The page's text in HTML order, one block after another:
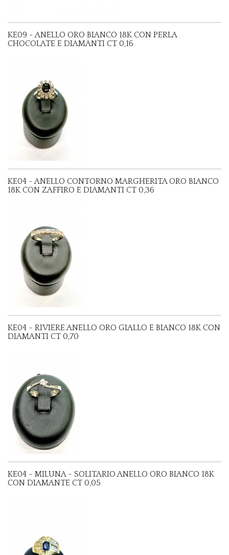
KE09 - ANELLO ORO BIANCO 18K CON PERLA
CHOCOLATE E DIAMANTI CT 0,16
KE04 - ANELLO CONTORNO MARGHERITA ORO BIANCO
18K CON ZAFFIRO E DIAMANTI CT 0,36
KE04 - RIVIERE ANELLO ORO GIALLO E BIANCO 18K CON
DIAMANTI CT 0,70
KE04 - MILUNA - SOLITARIO ANELLO ORO BIANCO 18K
CON DIAMANTE CT 0,05